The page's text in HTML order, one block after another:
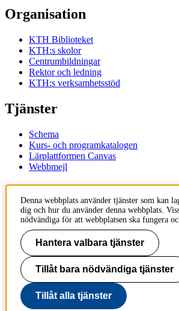
Organisation
KTH Biblioteket
KTH:s skolor
Centrumbildningar
Rektor och ledning
KTH:s verksamhetsstöd
Tjänster
Schema
Kurs- och programkatalogen
Lärplattformen Canvas
Webbmejl
Kontakt
KTH
100 44 Stockholm
+46 8 790 60 00
Kontakta KTH
Jobba på KTH
Press och media
Faktura och betalning KTH
Om KTH:s webbplatser
Denna webbplats använder tjänster som kan
dig och hur du använder denna webbplats.
nödvändiga för att webbplatsen ska fungera
Hantera valbara tjänster
Tillåt bara nödvändiga tjänster
Tillåt alla tjänster